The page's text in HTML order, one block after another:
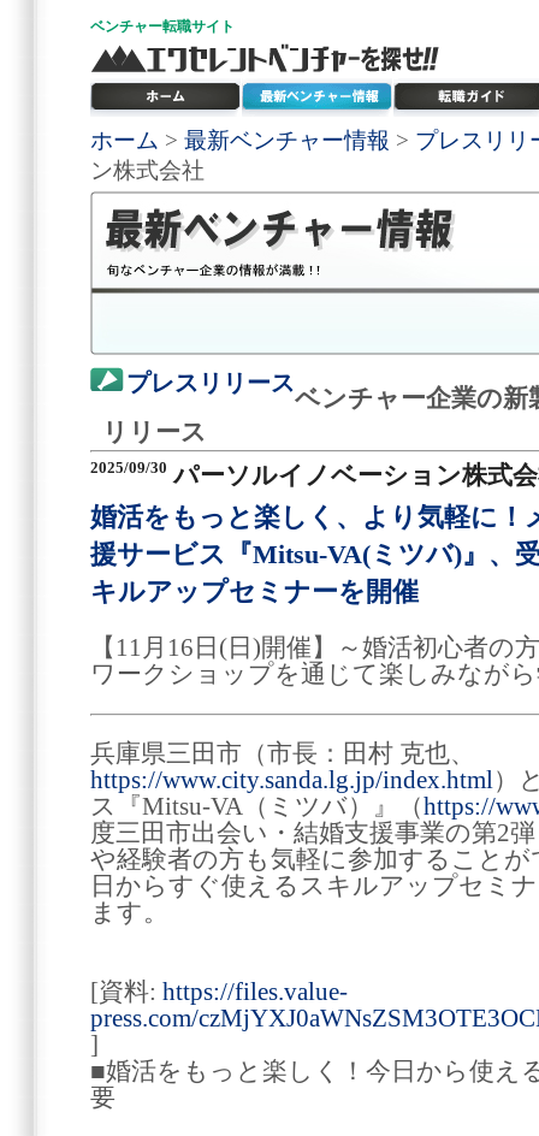
ベンチャー転職サイト
ホーム > 最新ベンチャー情報 > プレスリリ
ン株式会社
プレスリリース
ベンチャー企業の新
リリース
2025/09/30 パーソルイノベーション株式
婚活をもっと楽しく、より気軽に！
援サービス『Mitsu-VA(ミツバ)』、
キルアップセミナーを開催
【11月16日(日)開催】～婚活初心者の
ワークショップを通じて楽しみなが
兵庫県三田市（市長：田村 克也、
https://www.city.sanda.lg.jp/index.html ）
ス『Mitsu-VA（ミツバ）』（https://
度三田市出会い・結婚支援事業の第2
や経験者の方も気軽に参加すること
日からすぐ使えるスキルアップセミ
ます。
[資料: https://files.value-
press.com/
]
■婚活をもっと楽しく！今日から使え
要